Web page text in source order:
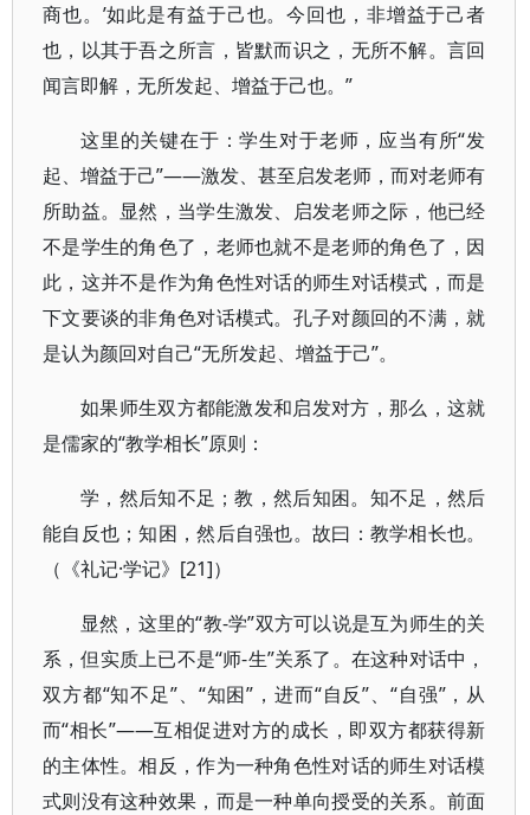
商也。’如此是有益于己也。今回也，非增益于己者
也，以其于吾之所言，皆默而识之，无所不解。言回
闻言即解，无所发起、增益于己也。”
这里的关键在于：学生对于老师，应当有所“发
起、增益于己”——激发、甚至启发老师，而对老师有
所助益。显然，当学生激发、启发老师之际，他已经
不是学生的角色了，老师也就不是老师的角色了，因
此，这并不是作为角色性对话的师生对话模式，而是
下文要谈的非角色对话模式。孔子对颜回的不满，就
是认为颜回对自己“无所发起、增益于己”。
如果师生双方都能激发和启发对方，那么，这就
是儒家的“教学相长”原则：
学，然后知不足；教，然后知困。知不足，然后
能自反也；知困，然后自强也。故曰：教学相长也。
（《礼记·学记》[21]）
显然，这里的“教-学”双方可以说是互为师生的关
系，但实质上已不是“师-生”关系了。在这种对话中，
双方都“知不足”、“知困”，进而“自反”、“自强”，从
而“相长”——互相促进对方的成长，即双方都获得新
的主体性。相反，作为一种角色性对话的师生对话模
式则没有这种效果，而是一种单向授受的关系。前面